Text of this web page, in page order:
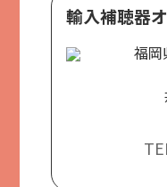
輸入補聴器
福岡